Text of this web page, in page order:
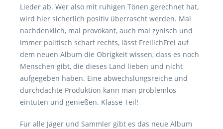
Lieder ab. Wer also mit ruhigen Tönen gerechnet hat,
wird hier sicherlich positiv überrascht werden. Mal
nachdenklich, mal provokant, auch mal zynisch und
immer politisch scharf rechts, lässt FreilichFrei auf
dem neuen Album die Obrigkeit wissen, dass es noch
Menschen gibt, die dieses Land lieben und nicht
aufgegeben haben. Eine abwechslungsreiche und
durchdachte Produktion kann man problemlos
eintüten und genießen. Klasse Teil!
Für alle Jäger und Sammler gibt es das neue Album